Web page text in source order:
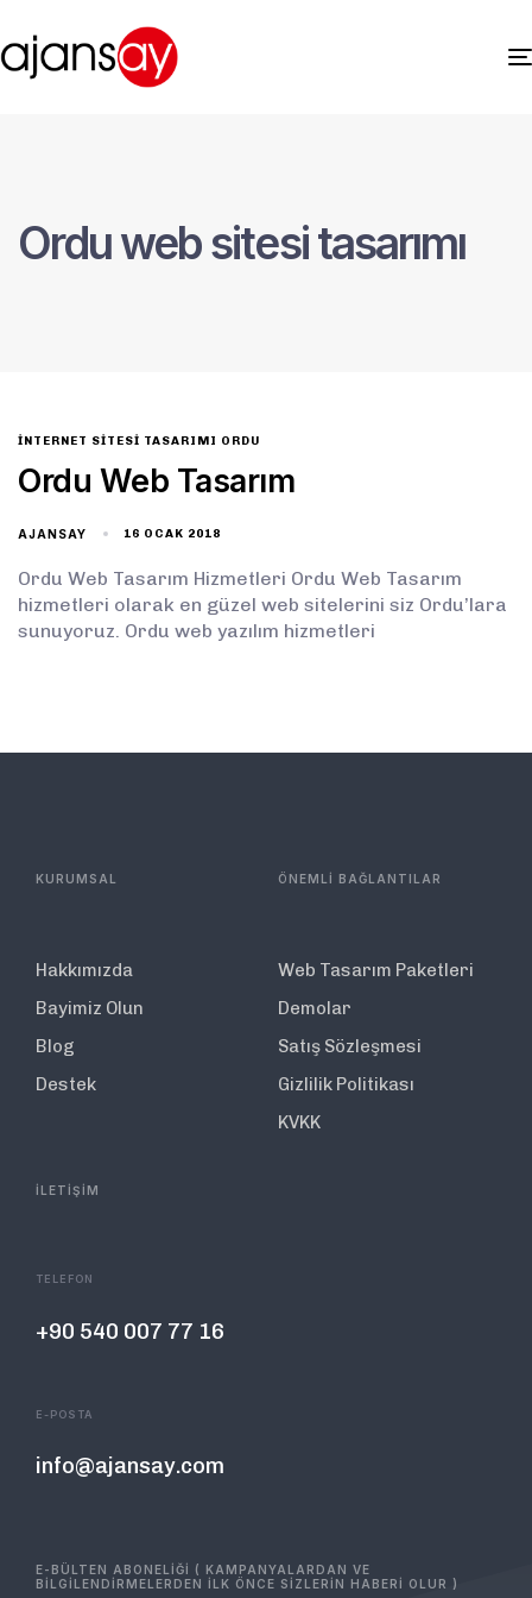
Ordu web sitesi tasarımı
INTERNET SITESI TASARIMI ORDU
Ordu Web Tasarım
AJANSAY 16 OCAK 2018
Ordu Web Tasarım Hizmetleri Ordu Web Tasarım
hizmetleri olarak en güzel web sitelerini siz Ordu’lara
sunuyoruz. Ordu web yazılım hizmetleri
KURUMSAL
Hakkımızda
Bayimiz Olun
Blog
Destek
ÖNEMLİ BAĞLANTILAR
Web Tasarım Paketleri
Demolar
Satış Sözleşmesi
Gizlilik Politikası
KVKK
İLETİŞİM
TELEFON
+90 540 007 77 16
E-POSTA
info@ajansay.com
E-BÜLTEN ABONELİĞİ ( KAMPANYALARDAN VE
BİLGİLENDİRMELERDEN İLK ÖNCE SİZLERİN HABERİ OLUR )